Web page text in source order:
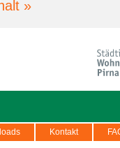
»
Kontakt